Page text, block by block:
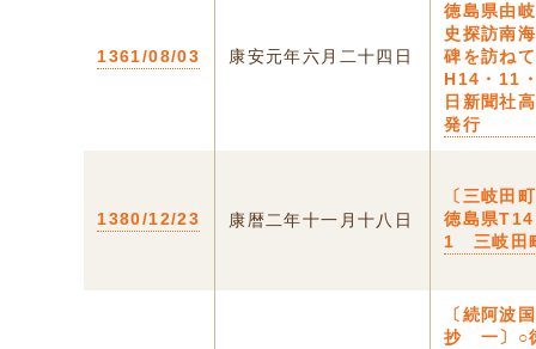
1361/08/03 康安元年六月二十四日
徳島県由
史探訪南
碑を訪ね
H14・11
日新聞社
発行
1380/12/23 康暦二年十一月十八日
〔三岐田
徳島県
1 三岐田
〔続阿波
抄 一〕○